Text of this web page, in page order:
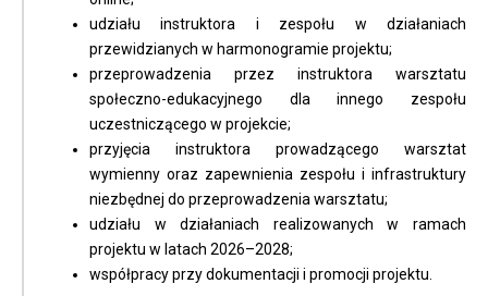
udziału instruktora i zespołu w działaniach
przewidzianych w harmonogramie projektu;
przeprowadzenia przez instruktora warsztatu
społeczno-edukacyjnego dla innego zespołu
uczestniczącego w projekcie;
przyjęcia instruktora prowadzącego warsztat
wymienny oraz zapewnienia zespołu i infrastruktury
niezbędnej do przeprowadzenia warsztatu;
udziału w działaniach realizowanych w ramach
projektu w latach 2026–2028;
współpracy przy dokumentacji i promocji projektu.